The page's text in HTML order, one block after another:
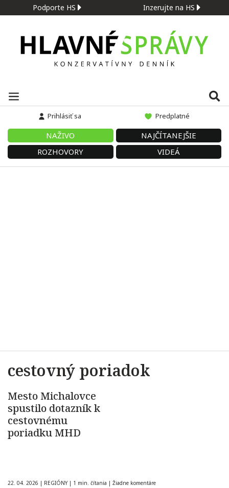
Podporte HS Inzerujte na HS
Prihlásiť sa Predplatné
NAŽIVO
NAJČÍTANEJŠIE
ROZHOVORY
VIDEÁ
cestovný poriadok
Mesto Michalovce
spustilo dotazník k
cestovnému
poriadku MHD
22. 04. 2026 | REGIÓNY | 1 min. čítania | Žiadne komentáre